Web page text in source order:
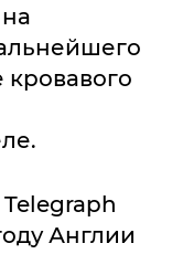
кровавого
Англии